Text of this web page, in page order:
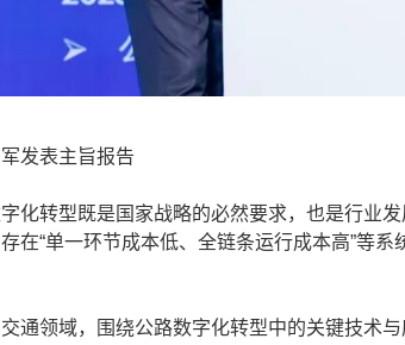
发表主旨报告
转型既是国家战略的必然要求，也是行业发
在“单一环节成本低、全链条运行成本高”等
领域，围绕公路数字化转型中的关键技术与